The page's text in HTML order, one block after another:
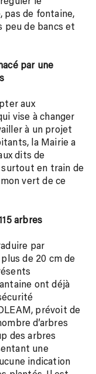
pas de fontaine,
de bancs et
par une
aux
vise à changer
à un projet
la Mairie a
dits de
surtout en train de
vert de ce
arbres
par
de 20 cm de
ont déjà
prévoit de
d’arbres
des arbres
une
indication